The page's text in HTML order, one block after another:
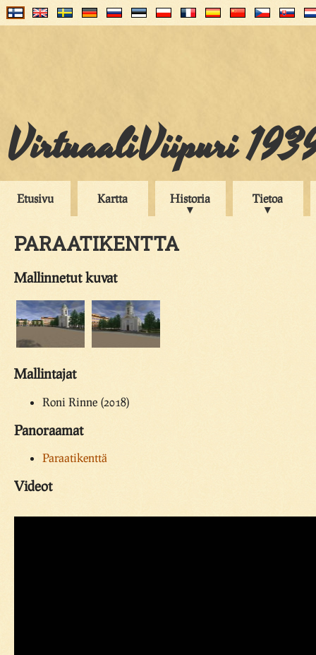
VirtuaaliViipuri
Etusivu Kartta Historia Tietoa
PARAATIKENTTA
Mallinnetut kuvat
Mallintajat
Roni Rinne (2018)
Panoraamat
Paraatikenttä
Videot